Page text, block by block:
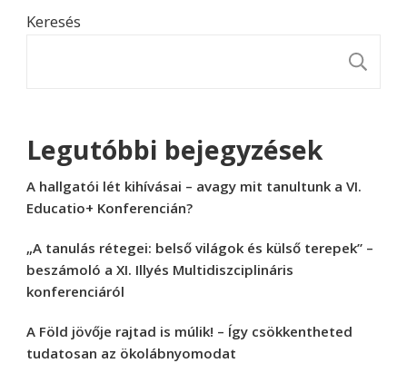
Keresés
Legutóbbi bejegyzések
A hallgatói lét kihívásai – avagy mit tanultunk a VI.
Educatio+ Konferencián?
„A tanulás rétegei: belső világok és külső terepek” –
beszámoló a XI. Illyés Multidiszciplináris
konferenciáról
A Föld jövője rajtad is múlik! – Így csökkentheted
tudatosan az ökolábnyomodat